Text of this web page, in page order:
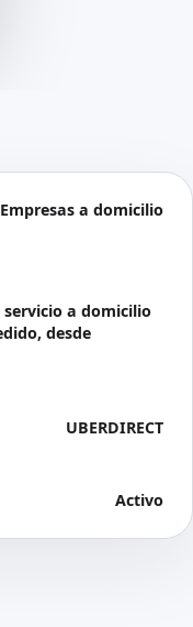
Empresas a domicilio
a domicilio
desde
UBERDIRECT
Activo